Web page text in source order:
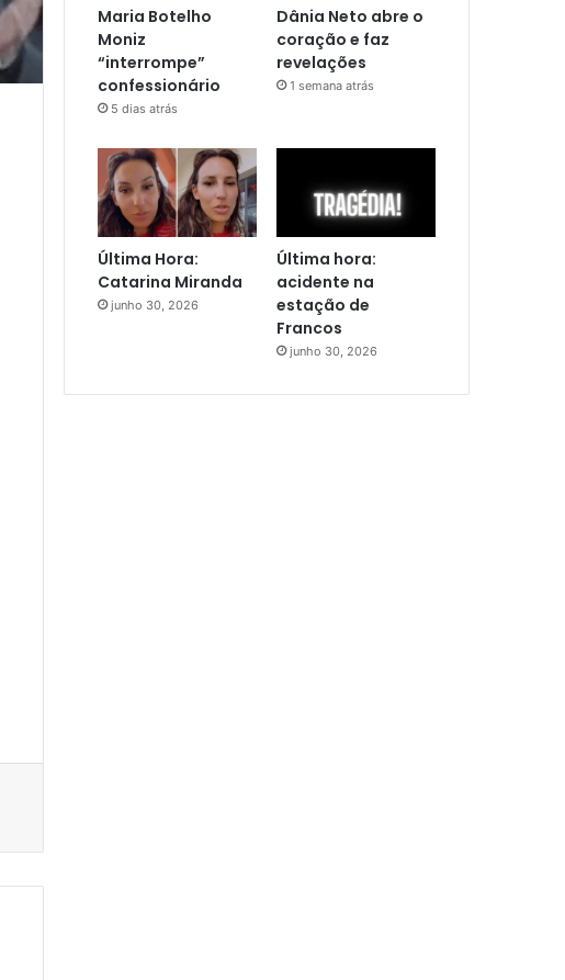
Maria Botelho
Moniz
“interrompe”
confessionário
5 dias atrás
Dânia Neto abre o
coração e faz
revelações
1 semana atrás
Última Hora:
Catarina Miranda
junho 30, 2026
Última hora:
acidente na
estação de
Francos
junho 30, 2026